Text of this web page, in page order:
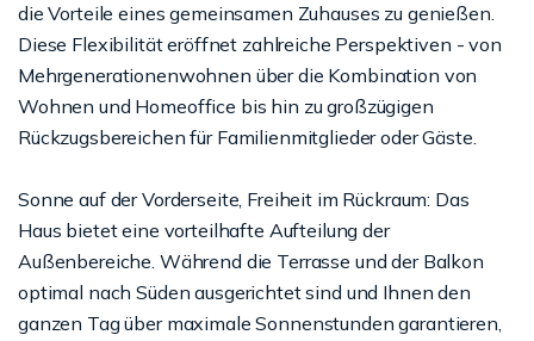
die Vorteile eines gemeinsamen Zuhauses zu genießen.
Diese Flexibilität eröffnet zahlreiche Perspektiven - von
Mehrgenerationenwohnen über die Kombination von
Wohnen und Homeoffice bis hin zu großzügigen
Rückzugsbereichen für Familienmitglieder oder Gäste.
Sonne auf der Vorderseite, Freiheit im Rückraum: Das
Haus bietet eine vorteilhafte Aufteilung der
Außenbereiche. Während die Terrasse und der Balkon
optimal nach Süden ausgerichtet sind und Ihnen den
ganzen Tag über maximale Sonnenstunden garantieren,